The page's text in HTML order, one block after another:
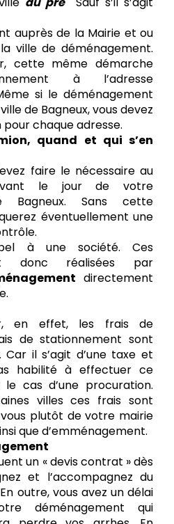
auprès de la Mairie et ou
ville de déménagement.
cette même démarche
à l’adresse
si le déménagement
de Bagneux, vous devez
chaque adresse.
quand et qui s’en
faire le nécessaire au
le jour de votre
Bagneux. Sans cette
éventuellement une
à une société. Ces
donc réalisées par
directement
en effet, les frais de
de stationnement sont
il s’agit d’une taxe et
habilité à effectuer ce
cas d’une procuration.
villes ces frais sont
plutôt de votre mairie
que d’emménagement.
un « devis contrat » dès
et l’accompagnez du
outre, vous avez un délai
déménagement qui